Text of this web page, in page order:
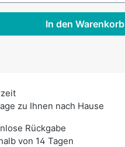
In den Warenkorb
zu Ihnen nach Hause
Rückgabe
von 14 Tagen